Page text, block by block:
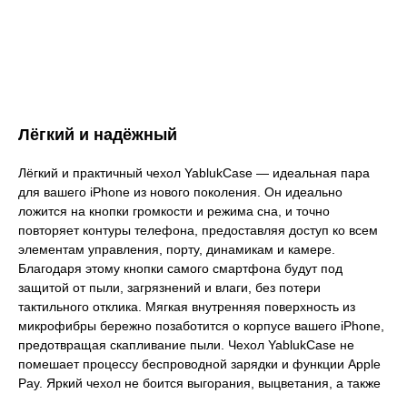
Лёгкий и надёжный
Лёгкий и практичный чехол YablukCase — идеальная пара
для вашего iPhone из нового поколения. Он идеально
ложится на кнопки громкости и режима сна, и точно
повторяет контуры телефона, предоставляя доступ ко всем
элементам управления, порту, динамикам и камере.
Благодаря этому кнопки самого смартфона будут под
защитой от пыли, загрязнений и влаги, без потери
тактильного отклика. Мягкая внутренняя поверхность из
микрофибры бережно позаботится о корпусе вашего iPhone,
предотвращая скапливание пыли. Чехол YablukCase не
помешает процессу беспроводной зарядки и функции Apple
Pay. Яркий чехол не боится выгорания, выцветания, а также